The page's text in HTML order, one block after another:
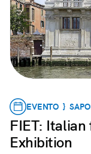
EVENTO }
FIET: Italian
Exhibition